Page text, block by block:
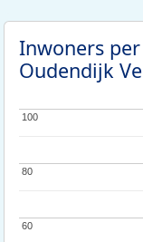
Inwoners
Oudendijk
60
60
80
80
100
100